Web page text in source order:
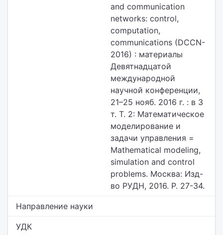
and communication
networks: control,
computation,
communications (DCCN-
2016) : материалы
Девятнадцатой
международной
научной конференции,
21–25 нояб. 2016 г. : в 3
т. T. 2: Математическое
моделирование и
задачи управления =
Mathematical modeling,
simulation and control
problems. Москва: Изд-
во РУДН, 2016. P. 27-34.
Направление науки
УДК